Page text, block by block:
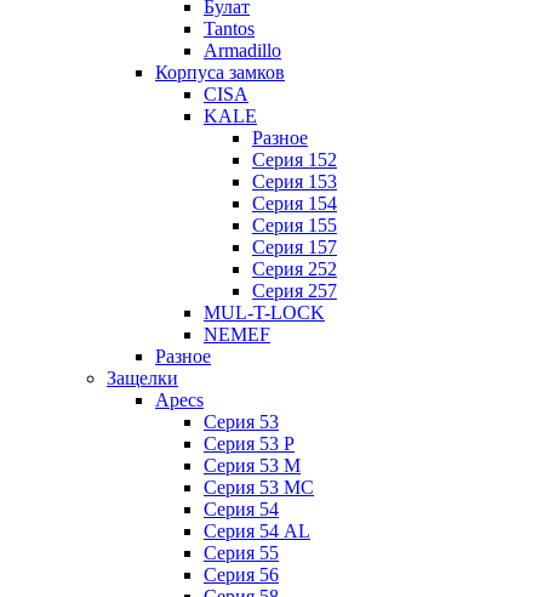
Булат
Tantos
Armadillo
Корпуса замков
CISA
KALE
Разное
Серия 152
Серия 153
Серия 154
Серия 155
Серия 157
Серия 252
Серия 257
MUL-T-LOCK
NEMEF
Разное
Защелки
Apecs
Серия 53
Серия 53 P
Серия 53 М
Серия 53 МC
Серия 54
Серия 54 AL
Серия 55
Серия 56